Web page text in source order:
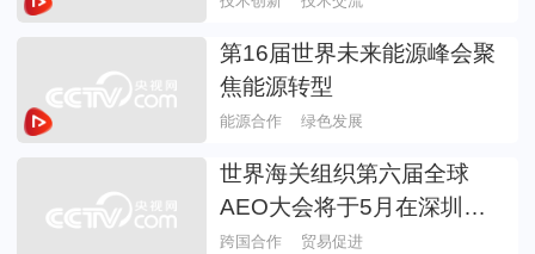
第16届世界未来能源峰会聚
焦能源转型
能源合作 绿色发展
世界海关组织第六届全球
AEO大会将于5月在深圳举
办
跨国合作 贸易促进